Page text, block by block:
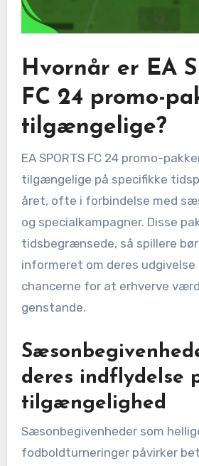
Hvornår er EA
FC 24 promo-
tilgængelige?
EA SPORTS FC 24 promo-
tilgængelige på specifikke
året, ofte i forbindelse med
og specialkampagner. Disse
tidsbegrænsede, så spillere
informeret om deres
chancerne for at erhverve
genstande.
deres indflydelse
tilgængelighed
Sæsonbegivenheder som
fodboldturneringer påvirker